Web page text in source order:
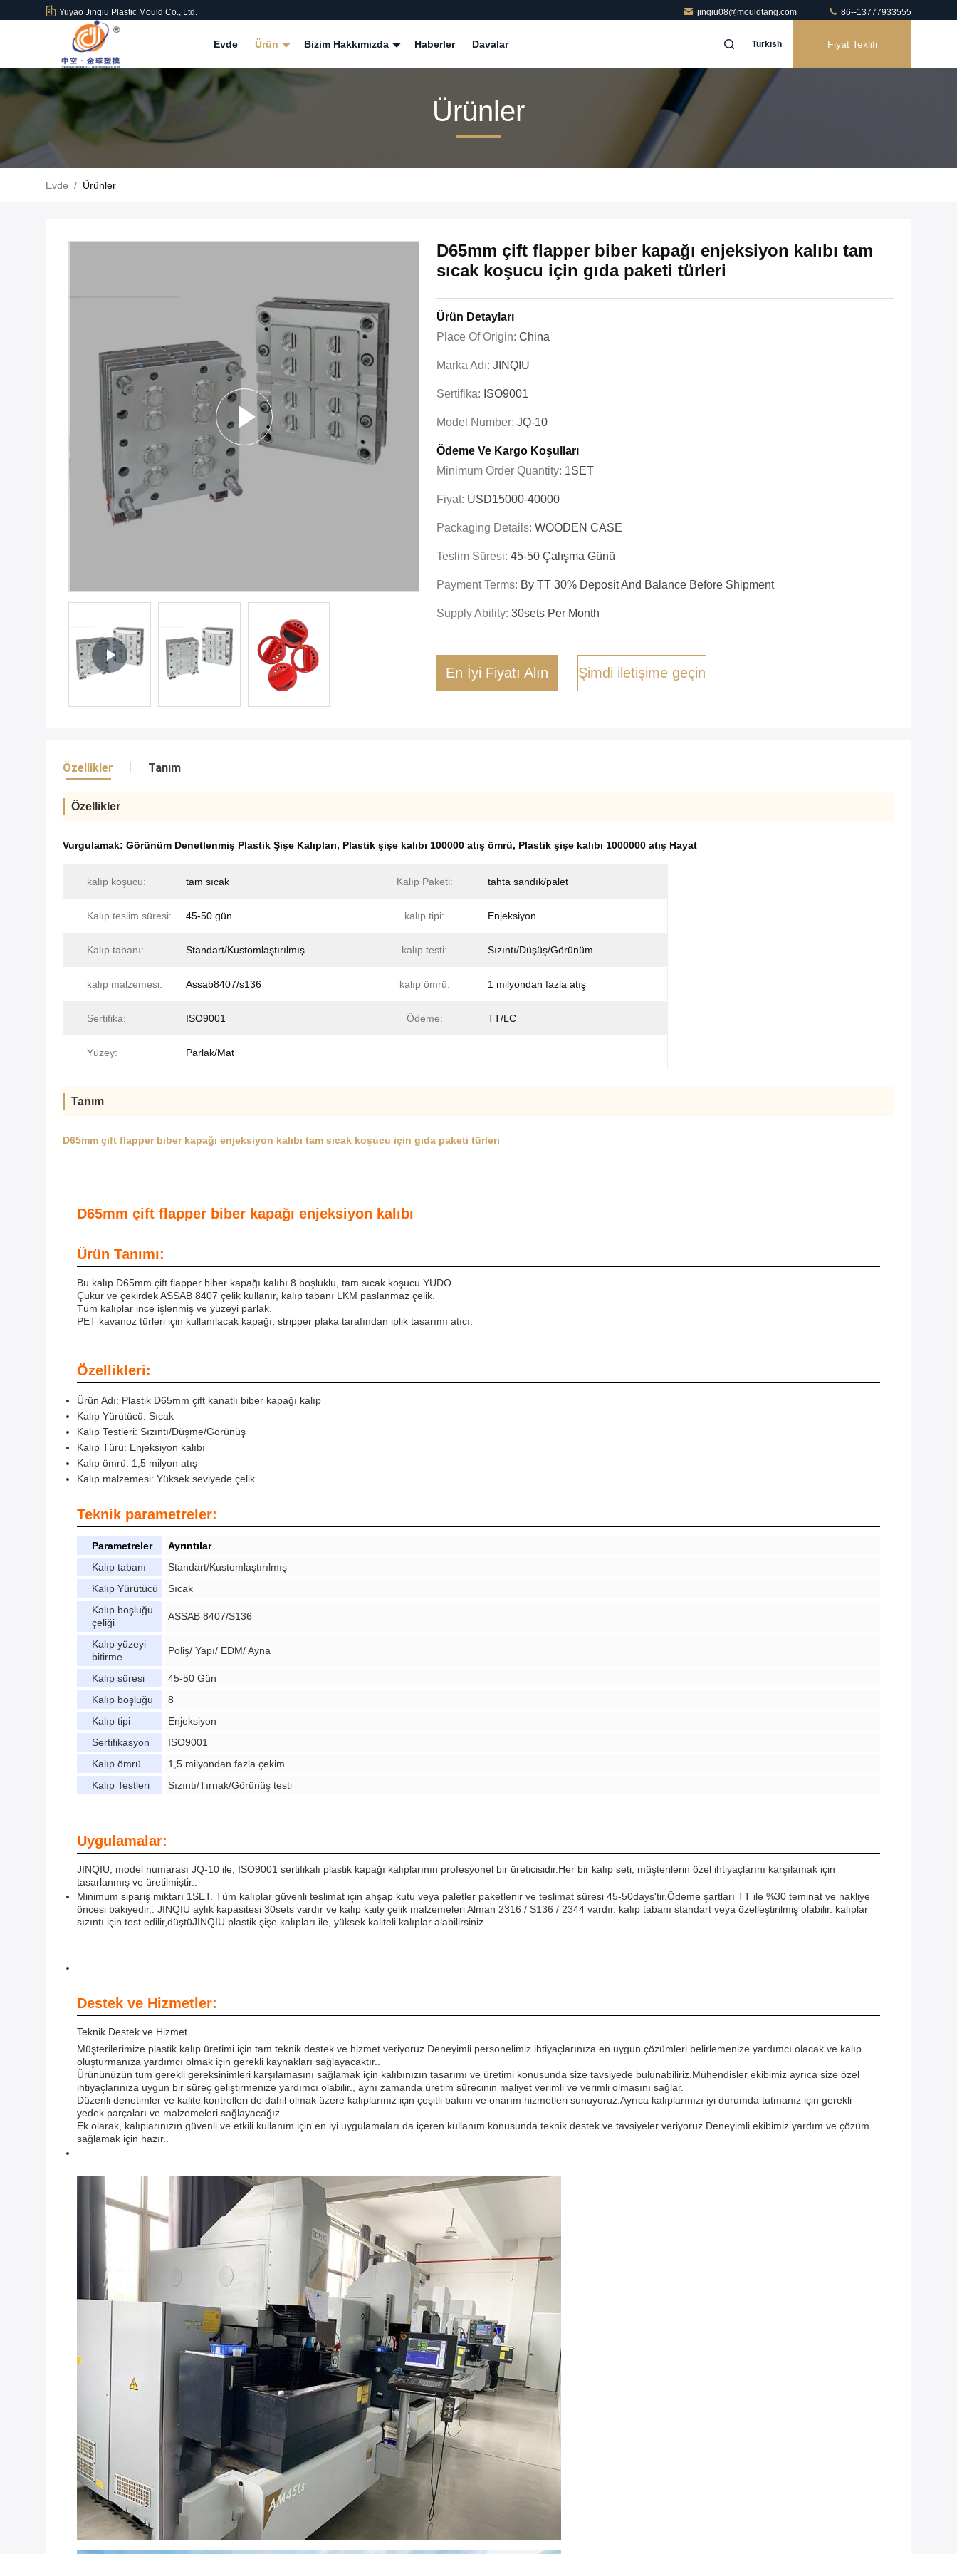
Yuyao Jinqiu Plastic Mould Co., Ltd. jinqiu08@mouldtang.com 86--13777933555
Evde Ürün Bizim Hakkımızda Haberler Davalar Turkish Fiyat Teklifi
Ürünler
Evde / Ürünler
D65mm çift flapper biber kapağı enjeksiyon kalıbı tam
sıcak koşucu için gıda paketi türleri
Ürün Detayları
Place Of Origin: China
Marka Adı: JINQIU
Sertifika: ISO9001
Model Number: JQ-10
Ödeme Ve Kargo Koşulları
Minimum Order Quantity: 1SET
Fiyat: USD15000-40000
Packaging Details: WOODEN CASE
Teslim Süresi: 45-50 Çalışma Günü
Payment Terms: By TT 30% Deposit And Balance Before Shipment
Supply Ability: 30sets Per Month
En İyi Fiyatı Alın Şimdi iletişime geçin
Özellikler Tanım
Özellikler
Vurgulamak: Görünüm Denetlenmiş Plastik Şişe Kalıpları, Plastik şişe kalıbı 100000 atış ömrü, Plastik şişe kalıbı 1000000 atış Hayat
kalıp koşucu: tam sıcak Kalıp Paketi: tahta sandık/palet
Kalıp teslim süresi: 45-50 gün kalıp tipi: Enjeksiyon
Kalıp tabanı: Standart/Kustomlaştırılmış kalıp testi: Sızıntı/Düşüş/Görünüm
kalıp malzemesi: Assab8407/s136 kalıp ömrü: 1 milyondan fazla atış
Sertifika: ISO9001 Ödeme: TT/LC
Yüzey: Parlak/Mat
Tanım
D65mm çift flapper biber kapağı enjeksiyon kalıbı tam sıcak koşucu için gıda paketi türleri
D65mm çift flapper biber kapağı enjeksiyon kalıbı
Ürün Tanımı:
Bu kalıp D65mm çift flapper biber kapağı kalıbı 8 boşluklu, tam sıcak koşucu YUDO.
Çukur ve çekirdek ASSAB 8407 çelik kullanır, kalıp tabanı LKM paslanmaz çelik.
Tüm kalıplar ince işlenmiş ve yüzeyi parlak.
PET kavanoz türleri için kullanılacak kapağı, stripper plaka tarafından iplik tasarımı atıcı.
Özellikleri:
Ürün Adı: Plastik D65mm çift kanatlı biber kapağı kalıp
Kalıp Yürütücü: Sıcak
Kalıp Testleri: Sızıntı/Düşme/Görünüş
Kalıp Türü: Enjeksiyon kalıbı
Kalıp ömrü: 1,5 milyon atış
Kalıp malzemesi: Yüksek seviyede çelik
Teknik parametreler:
Parametreler
Ayrıntılar
Kalıp tabanı
Standart/Kustomlaştırılmış
Kalıp Yürütücü
Sıcak
Kalıp boşluğu
çeliği
ASSAB 8407/S136
Kalıp yüzeyi
bitirme
Poliş/ Yapı/ EDM/ Ayna
Kalıp süresi
45-50 Gün
Kalıp boşluğu
8
Kalıp tipi
Enjeksiyon
Sertifikasyon
ISO9001
Kalıp ömrü
1,5 milyondan fazla çekim.
Kalıp Testleri
Sızıntı/Tırnak/Görünüş testi
Uygulamalar:
JINQIU, model numarası JQ-10 ile, ISO9001 sertifikalı plastik kapağı kalıplarının profesyonel bir üreticisidir.Her bir kalıp seti, müşterilerin özel ihtiyaçlarını karşılamak için
tasarlanmış ve üretilmiştir..
Minimum sipariş miktarı 1SET. Tüm kalıplar güvenli teslimat için ahşap kutu veya paletler paketlenir ve teslimat süresi 45-50days'tir.Ödeme şartları TT ile %30 teminat ve nakliye
öncesi bakiyedir.. JINQIU aylık kapasitesi 30sets vardır ve kalıp kaity çelik malzemeleri Alman 2316 / S136 / 2344 vardır. kalıp tabanı standart veya özelleştirilmiş olabilir. kalıplar
sızıntı için test edilir,düştüJINQIU plastik şişe kalıpları ile, yüksek kaliteli kalıplar alabilirsiniz
Destek ve Hizmetler:
Teknik Destek ve Hizmet
Müşterilerimize plastik kalıp üretimi için tam teknik destek ve hizmet veriyoruz.Deneyimli personelimiz ihtiyaçlarınıza en uygun çözümleri belirlemenize yardımcı olacak ve kalıp
oluşturmanıza yardımcı olmak için gerekli kaynakları sağlayacaktır..
Ürününüzün tüm gerekli gereksinimleri karşılamasını sağlamak için kalıbınızın tasarımı ve üretimi konusunda size tavsiyede bulunabiliriz.Mühendisler ekibimiz ayrıca size özel
ihtiyaçlarınıza uygun bir süreç geliştirmenize yardımcı olabilir., aynı zamanda üretim sürecinin maliyet verimli ve verimli olmasını sağlar.
Düzenli denetimler ve kalite kontrolleri de dahil olmak üzere kalıplarınız için çeşitli bakım ve onarım hizmetleri sunuyoruz.Ayrıca kalıplarınızı iyi durumda tutmanız için gerekli
yedek parçaları ve malzemeleri sağlayacağız..
Ek olarak, kalıplarınızın güvenli ve etkili kullanım için en iyi uygulamaları da içeren kullanım konusunda teknik destek ve tavsiyeler veriyoruz.Deneyimli ekibimiz yardım ve çözüm
sağlamak için hazır..